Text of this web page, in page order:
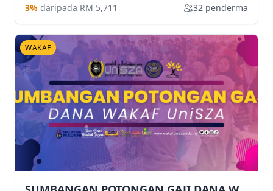
3% daripada RM 5,711 32 penderma
WAKAF